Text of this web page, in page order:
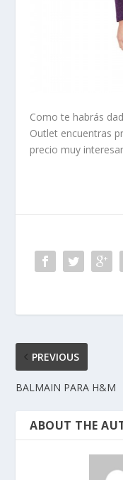
Como te habrás
Outlet encuentras
precio muy
PREVIOUS
BALMAIN PARA H&M
ABOUT THE